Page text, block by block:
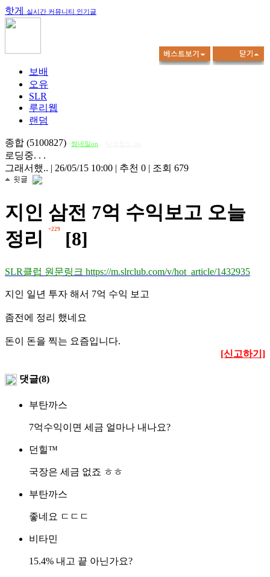
핫게 실시간 커뮤니티 인기글
보배
오유
SLR
루리웹
랜덤
종합 (5100827) 썸네일on
로딩중. . .
그래서했.. | 26/05/15 10:00 | 추천 0 | 조회 679
지인 삼전 7억 수익보고 오늘
정리
+229 [8]
SLR클럽 원문링크 https://m.slrclub.com/v/hot_article/1432935
지인 일년 투자 해서 7억 수익 보고
좀전에 정리 했네요
돈이 돈을 찍는 요즘입니다.
[신고하기]
댓글(8)
부탄까스
7억수익이면 세금 얼마나 내나요?
던힐™
국장은 세금 없죠 ㅎㅎ
부탄까스
좋네요 ㄷㄷㄷ
비타민
15.4% 내고 끝 아닌가요?